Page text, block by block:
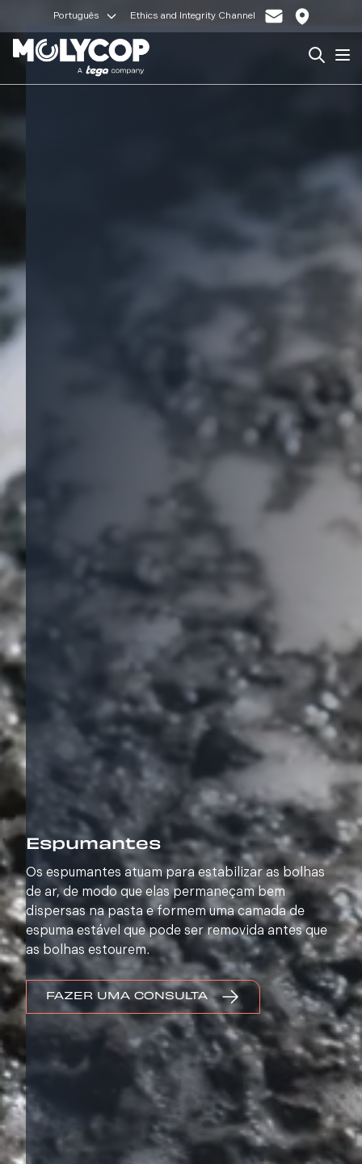
Português Ethics and Integrity Channel
Search
Espumantes
Os espumantes atuam para estabilizar as bolhas
de ar, de modo que elas permaneçam bem
dispersas na pasta e formem uma camada de
espuma estável que pode ser removida antes que
as bolhas estourem.
FAZER UMA CONSULTA